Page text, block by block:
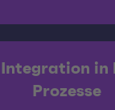
in
Prozesse